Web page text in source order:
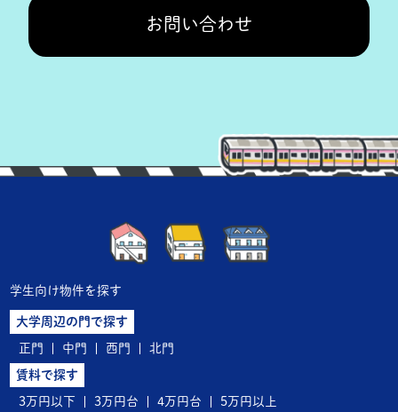
お問い合わせ
学生向け物件を探す
大学周辺の門で探す
正門 中門 西門 北門
賃料で探す
3万円以下 3万円台 4万円台 5万円以上